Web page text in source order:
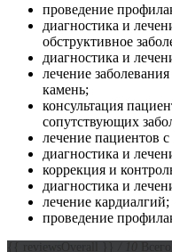
проведение
диагностика и
обструктивное
диагностика и
лечение
камень;
консультация
сопутствующих
лечение пациентов
диагностика и
коррекция и
диагностика и
лечение кардиалгий;
проведение